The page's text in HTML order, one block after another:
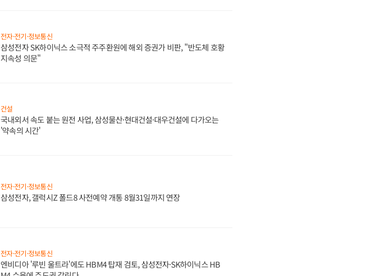
전자·전기·정보통신
삼성전자 SK하이닉스 소극적 주주환원에 해외 증권가 비판, "반도체 호황
지속성 의문"
건설
국내외서 속도 붙는 원전 사업, 삼성물산·현대건설·대우건설에 다가오는
'약속의 시간'
전자·전기·정보통신
삼성전자, 갤럭시Z 폴드8 사전예약 개통 8월31일까지 연장
전자·전기·정보통신
엔비디아 '루빈 울트라'에도 HBM4 탑재 검토, 삼성전자·SK하이닉스 HB